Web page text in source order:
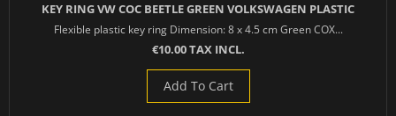
KEY RING VW COC BEETLE GREEN VOLKSWAGEN PLASTIC
Flexible plastic key ring Dimension: 8 x 4.5 cm Green COX...
€10.00 TAX INCL.
Add To Cart